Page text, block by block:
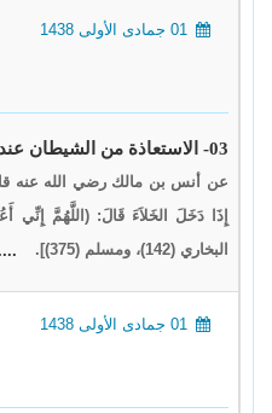
03- الاستعاذة من الشيطان عند دخول الخلاء
عن أنس بن مالك رضي الله عنه
إِذَا دَخَلَ الخَلاَءَ قَالَ: (اللَّهُمَّ إِنِّي
البخاري (142)، ومسلم (375)].